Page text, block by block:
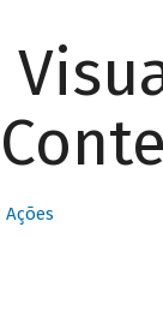
Ações